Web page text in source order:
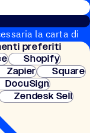
la carta di
preferiti
Shopify
Zapier
Square
DocuSign
Zendesk Sell